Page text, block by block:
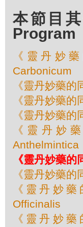
本節目
Program
《靈丹妙
Carbonicum
《靈丹妙藥
《靈丹妙藥
《靈丹妙藥
《靈丹妙
Anthelmintica
《靈丹妙藥
《靈丹妙藥
《靈丹妙
Officinalis
《靈丹妙